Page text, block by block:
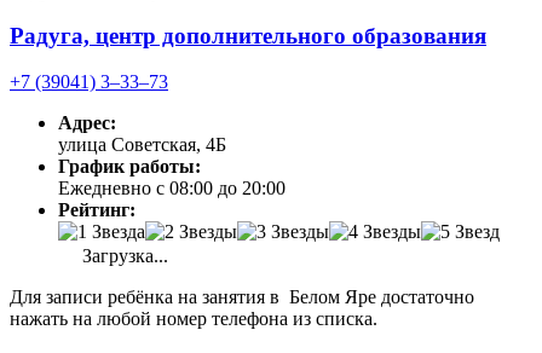
Радуга, центр дополнительного образования
+7 (39041) 3‒33‒73
Адрес:
улица Советская, 4Б
График работы:
Ежедневно с 08:00 до 20:00
Рейтинг:
Загрузка...
Для записи ребёнка на занятия в Белом Яре достаточно
нажать на любой номер телефона из списка.